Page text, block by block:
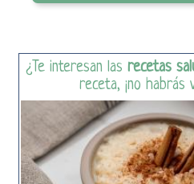
¿Te interesan las recetas
receta, ¡no habrás